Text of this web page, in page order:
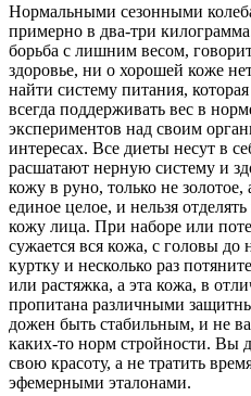
Нормальными сезонными
примерно в два-три
борьба с лишним весом,
здоровье, ни о хорошей коже
найти систему питания,
всегда поддерживать вес в
экспериментов над своим
интересах. Все диеты несут в
расшатают нерную систему и
кожу в руно, только не
единое целое, и нельзя
кожу лица. При наборе или
сужается вся кожа, с головы
куртку и несколько раз
или растяжка, а эта кожа, в
пропитана различными
дожен быть стабильным, и не
каких-то норм стройности. Вы
свою красоту, а не тратить
эфемерными эталонами.